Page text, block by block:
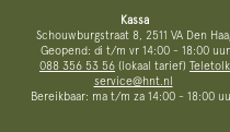
Kassa
Schouwburgstraat 8, 2511 VA Den
Geopend: di t/m vr 14:00 - 18:00 uur
088 356 53 56 (lokaal tarief) Teletolk
service@hnt.nl
Bereikbaar: ma t/m za 14:00 - 18:00